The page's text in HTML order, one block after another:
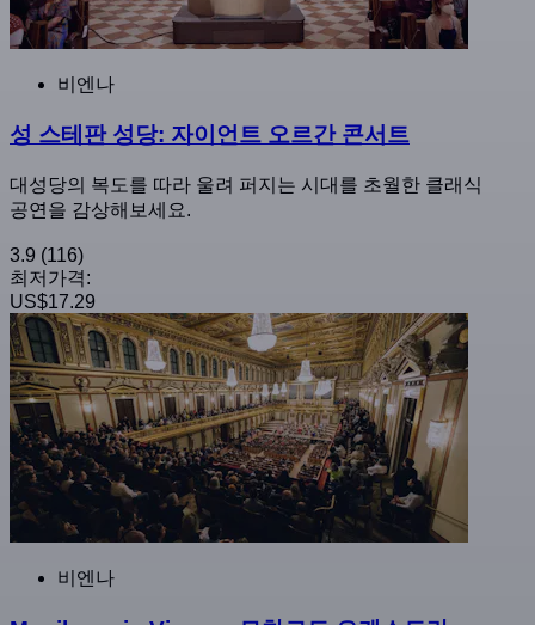
비엔나
성 스테판 성당: 자이언트 오르간 콘서트
대성당의 복도를 따라 울려 퍼지는 시대를 초월한 클래식
공연을 감상해보세요.
3.9 (116)
최저가격:
US$17.29
비엔나